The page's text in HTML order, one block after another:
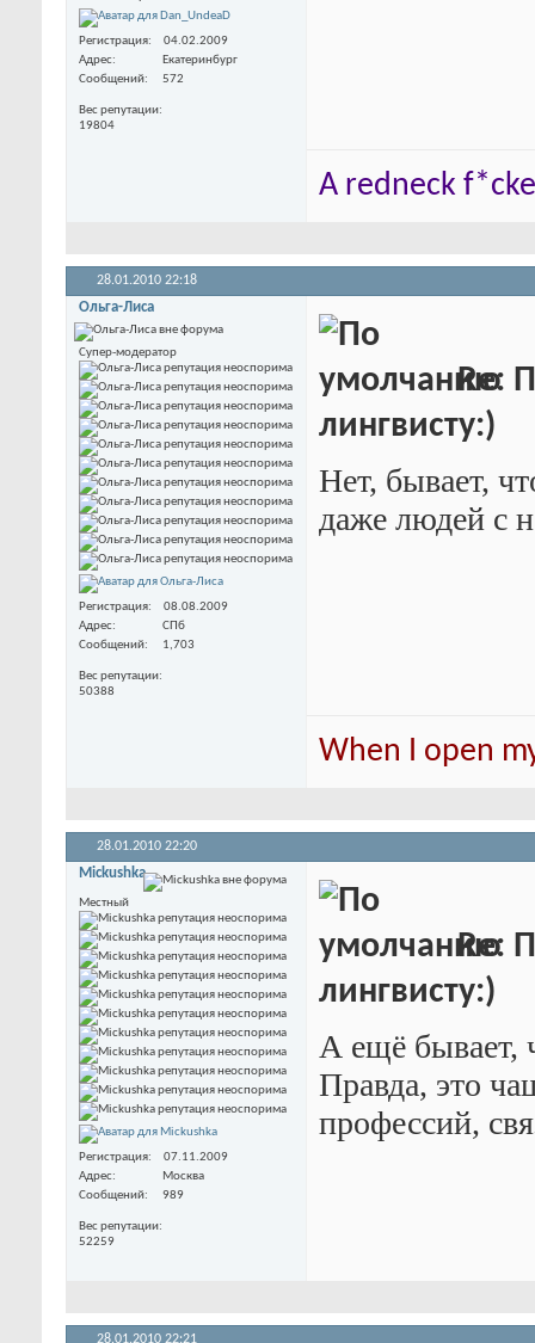
Регистрация
04.02.2009
Адрес
Екатеринбург
Сообщений
572
Вес репутации
19804
A redneck
28.01.2010 22:18
Ольга-Лиса
Супер-модератор
Регистрация
08.08.2009
Адрес
СПб
Сообщений
1,703
Вес репутации
50388
Re:
лингвисту:)
Нет, бывает,
даже людей с
When I open
28.01.2010 22:20
Mickushka
Местный
Регистрация
07.11.2009
Адрес
Москва
Сообщений
989
Вес репутации
52259
Re:
лингвисту:)
А ещё бывает,
Правда, это
профессий,
28.01.2010 22:21